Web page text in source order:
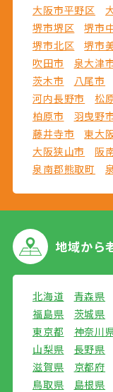
大阪市平野区
堺市堺区
堺市
堺市北区
堺市
吹田市
泉大津
茨木市
八尾市
河内長野市
松
柏原市
羽曳野
藤井寺市
東大
大阪狭山市
阪
泉南郡熊取町
地域から
北海道 青森県
福島県
茨城県
東京都
神奈川
山梨県
長野県
滋賀県
京都府
鳥取県
島根県